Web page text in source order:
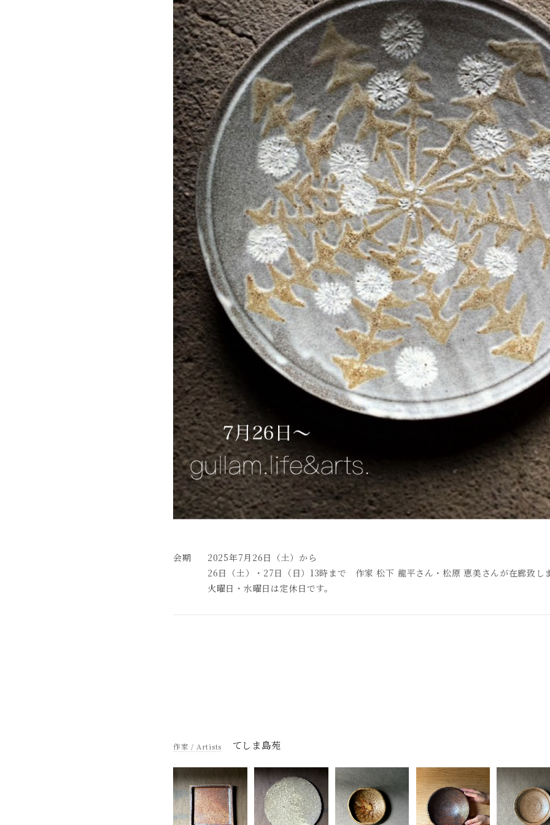
2025年7月26日（土）から
26日（土）・27日（日）13時まで 作家 松下 龍平さん・松原 恵美さんが在廊致し
火曜日・水曜日は定休日です。
てしま島苑